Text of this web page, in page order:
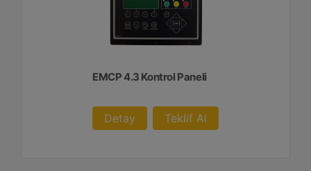
EMCP 4.3 Kontrol Paneli
Detay Teklif Al